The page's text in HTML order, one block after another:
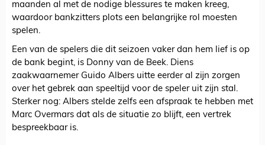
maanden al met de nodige blessures te maken kreeg,
waardoor bankzitters plots een belangrijke rol moesten
spelen.
Een van de spelers die dit seizoen vaker dan hem lief is op
de bank begint, is Donny van de Beek. Diens
zaakwaarnemer Guido Albers uitte eerder al zijn zorgen
over het gebrek aan speeltijd voor de speler uit zijn stal.
Sterker nog: Albers stelde zelfs een afspraak te hebben met
Marc Overmars dat als de situatie zo blijft, een vertrek
bespreekbaar is.